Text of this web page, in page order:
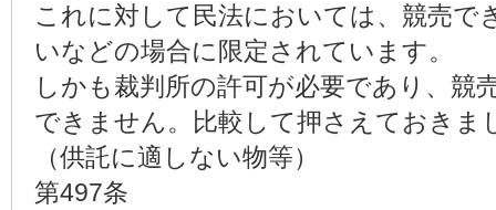
これに対して民法においては、競売で
いなどの場合に限定されています。
しかも裁判所の許可が必要であり、競
できません。比較して押さえておきま
（供託に適しない物等）
第497条